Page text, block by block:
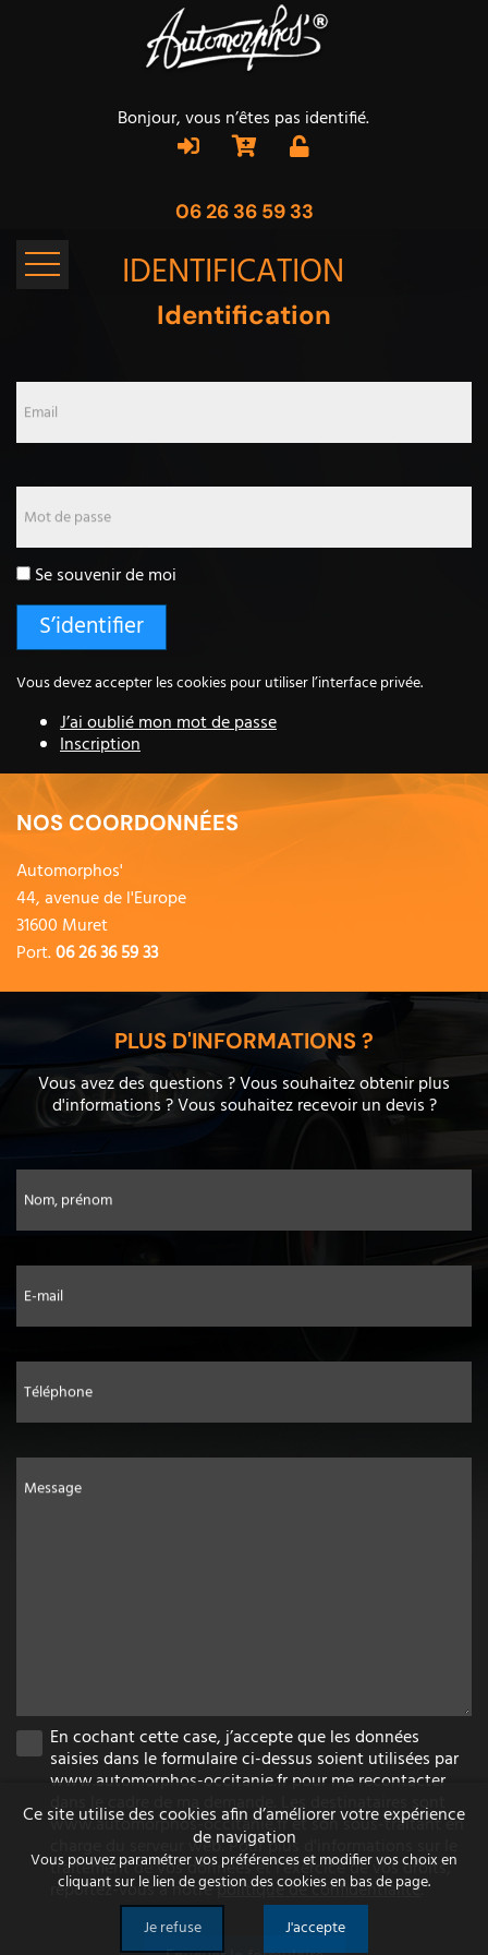
Bonjour, vous n’êtes pas identifié.
06 26 36 59 33
IDENTIFICATION
Identification
Email
Mot de passe
Se souvenir de moi
Vous devez accepter les cookies pour utiliser l’interface privée.
J’ai oublié mon mot de passe
Inscription
NOS COORDONNÉES
Automorphos'
44, avenue de l'Europe
31600 Muret
Port.06 26 36 59 33
PLUS D'INFORMATIONS ?
Vous avez des questions ? Vous souhaitez obtenir plus
d'informations ? Vous souhaitez recevoir un devis ?
Nom, prénom
E-mail
Téléphone
Message
En cochant cette case, j’accepte que les données
saisies dans le formulaire ci-dessus soient utilisées par
www.automorphos-occitanie.fr pour me recontacter
dans le cadre de ma demande. Les destinataires sont
www.automorphos-occitanie.fr et son sous-traitant en
charge du serveur web. Pour plus d'informations sur le
traitement de vos données et l'exercice de vos droits,
reportez-vous à notrepolitique de confidentialité.
Ce site utilise des cookies afin d’améliorer votre expérience
de navigation
Vous pouvez paramétrer vos préférences et modifier vos choix en
cliquant sur le lien de gestion des cookies en bas de page.
Je refuse
J'accepte